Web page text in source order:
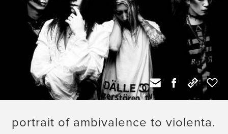
portrait of ambivalence to violenta.